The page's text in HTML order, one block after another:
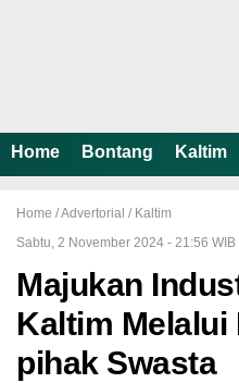
Home Bontang Kaltim
Home /Advertorial / Kaltim
Sabtu, 2 November 2024 - 21:56 WIB
Majukan
Kaltim Melalui
pihak Swasta